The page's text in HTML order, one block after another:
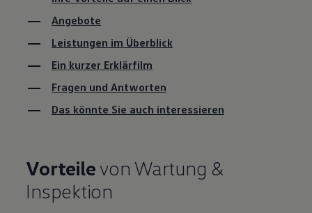
Angebote
Leistungen im Überblick
Ein kurzer Erklärfilm
Fragen und Antworten
Das könnte Sie auch interessieren
Vorteile von Wartung &
Inspektion